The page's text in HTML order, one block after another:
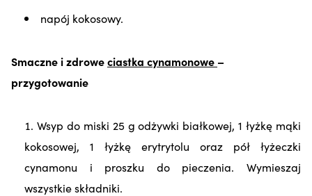
napój kokosowy.
Smaczne i zdroweciastka cynamonowe –
przygotowanie
Wsyp do miski 25 g odżywki białkowej, 1 łyżkę mąki
kokosowej, 1 łyżkę erytrytolu oraz pół łyżeczki
cynamonu i proszku do pieczenia. Wymieszaj
wszystkie składniki.